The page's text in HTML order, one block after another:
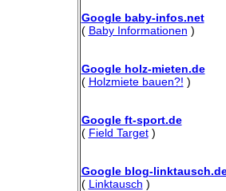
Google baby-infos.net
( Baby Informationen )
Google holz-mieten.de
( Holzmiete bauen?! )
Google ft-sport.de
( Field Target)
Google blog-
( Linktausch )